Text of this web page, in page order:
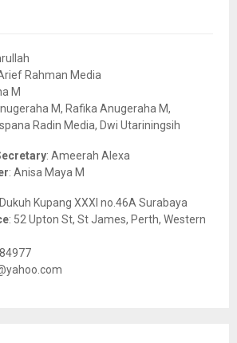
Rahman Media
M
M, Rafika Anugeraha M,
Radin Media, Dwi Utariningsih
: Ameerah Alexa
: Anisa Maya M
Kupang XXXI no.46A Surabaya
: 52 Upton St, St James, Perth, Western